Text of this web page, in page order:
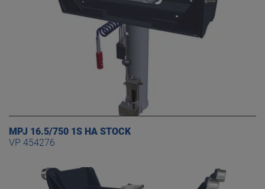
MPJ 16.5/750 1S HA STOCK
VP 454276